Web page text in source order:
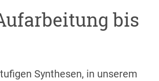
bis
Synthesen, in unserem